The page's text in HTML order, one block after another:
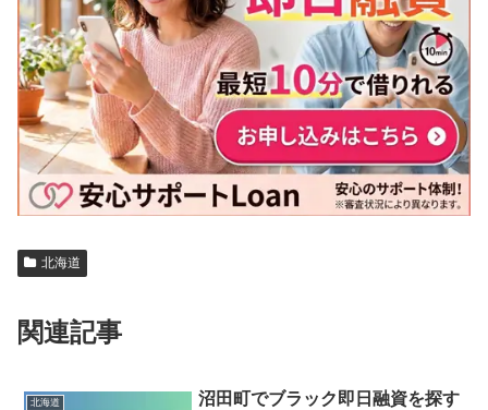
北海道
関連記事
北海道
沼田町でブラック即日融資を探す